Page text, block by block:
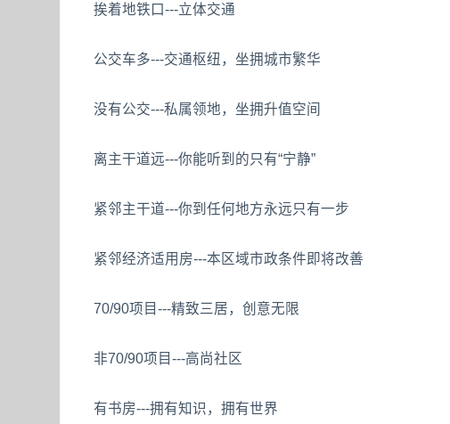
挨着地铁口---立体交通
公交车多---交通枢纽，坐拥城市繁华
没有公交---私属领地，坐拥升值空间
离主干道远---你能听到的只有“宁静”
紧邻主干道---你到任何地方永远只有一步
紧邻经济适用房---本区域市政条件即将改善
70/90项目---精致三居，创意无限
非70/90项目---高尚社区
有书房---拥有知识，拥有世界